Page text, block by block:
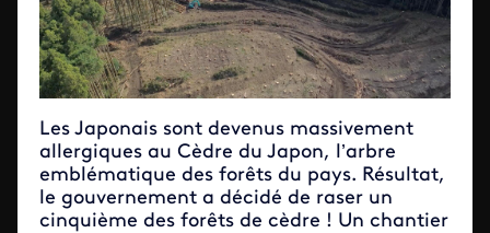
Les Japonais sont devenus massivement
allergiques au Cèdre du Japon, l’arbre
emblématique des forêts du pays. Résultat,
le gouvernement a décidé de raser un
cinquième des forêts de cèdre ! Un chantier